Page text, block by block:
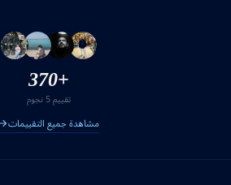
+370
تقييم 5 نجوم
مشاهدة جميع التقييمات